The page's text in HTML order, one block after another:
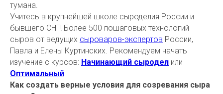
тумана.
Учитесь в крупнейшей школе сыроделия России и
бывшего СНГ! Более 500 пошаговых технологий
сыров от ведущих сыроваров-экспертов России,
Павла и Елены Куртинских. Рекомендуем начать
изучение с курсов: Начинающий сыродел или
Оптимальный
Как создать верные условия для созревания сыра